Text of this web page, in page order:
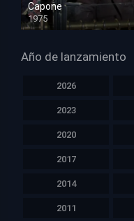
Capone
1975
HD 1080p
Año de lanzamiento
2026
2023
2020
2017
2014
2011